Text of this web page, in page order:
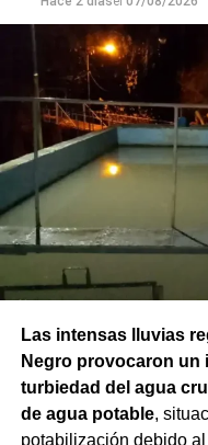
Las intensas lluvias
Negro provocaron un
turbiedad del agua
de agua potable,
potabilización debido